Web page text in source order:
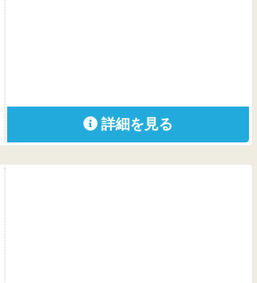
詳細を見る